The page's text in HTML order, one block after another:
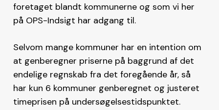
foretaget blandt kommunerne og som vi her
på OPS-Indsigt har adgang til.
Selvom mange kommuner har en intention om
at genberegner priserne på baggrund af det
endelige regnskab fra det foregående år, så
har kun 6 kommuner genberegnet og justeret
timeprisen på undersøgelsestidspunktet.